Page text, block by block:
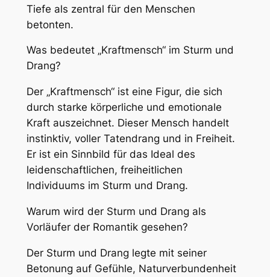
Tiefe als zentral für den Menschen
betonten.
Was bedeutet „Kraftmensch“ im Sturm und
Drang?
Der „Kraftmensch“ ist eine Figur, die sich
durch starke körperliche und emotionale
Kraft auszeichnet. Dieser Mensch handelt
instinktiv, voller Tatendrang und in Freiheit.
Er ist ein Sinnbild für das Ideal des
leidenschaftlichen, freiheitlichen
Individuums im Sturm und Drang.
Warum wird der Sturm und Drang als
Vorläufer der Romantik gesehen?
Der Sturm und Drang legte mit seiner
Betonung auf Gefühle, Naturverbundenheit